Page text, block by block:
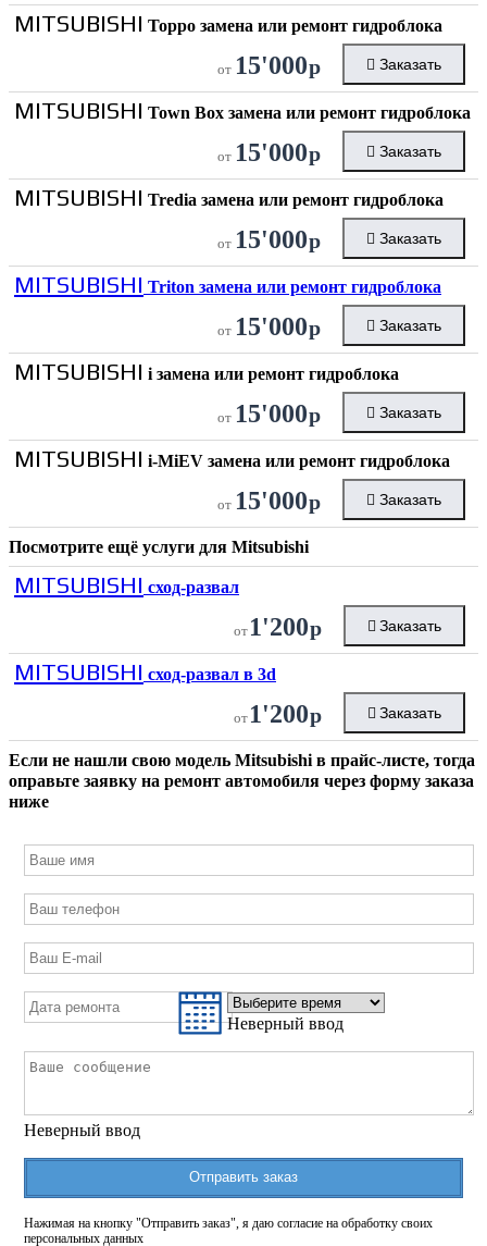
MITSUBISHI Toppo замена или ремонт гидроблока
от 15'000р Заказать
MITSUBISHI Town Box замена или ремонт гидроблока
от 15'000р Заказать
MITSUBISHI Tredia замена или ремонт гидроблока
от 15'000р Заказать
MITSUBISHI Triton замена или ремонт гидроблока
от 15'000р Заказать
MITSUBISHI i замена или ремонт гидроблока
от 15'000р Заказать
MITSUBISHI i-MiEV замена или ремонт гидроблока
от 15'000р Заказать
Посмотрите ещё услуги для Mitsubishi
MITSUBISHI сход-развал
от 1'200р Заказать
MITSUBISHI сход-развал в 3d
от 1'200р Заказать
Если не нашли свою модель Mitsubishi в прайс-листе, тогда
оправьте заявку на ремонт автомобиля через форму заказа
ниже
Неверный ввод
Неверный ввод
Отправить заказ
Нажимая на кнопку "Отправить заказ", я даю согласие на обработку своих
персональных данных